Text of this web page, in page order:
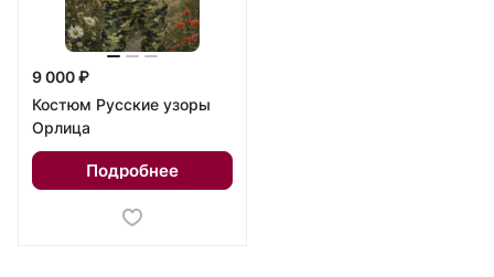
9 000 ₽
Костюм Русские узоры
Орлица
Подробнее